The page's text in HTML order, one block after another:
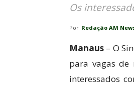
Os
Por Redação AM
Manaus – O
para vagas de
interessados